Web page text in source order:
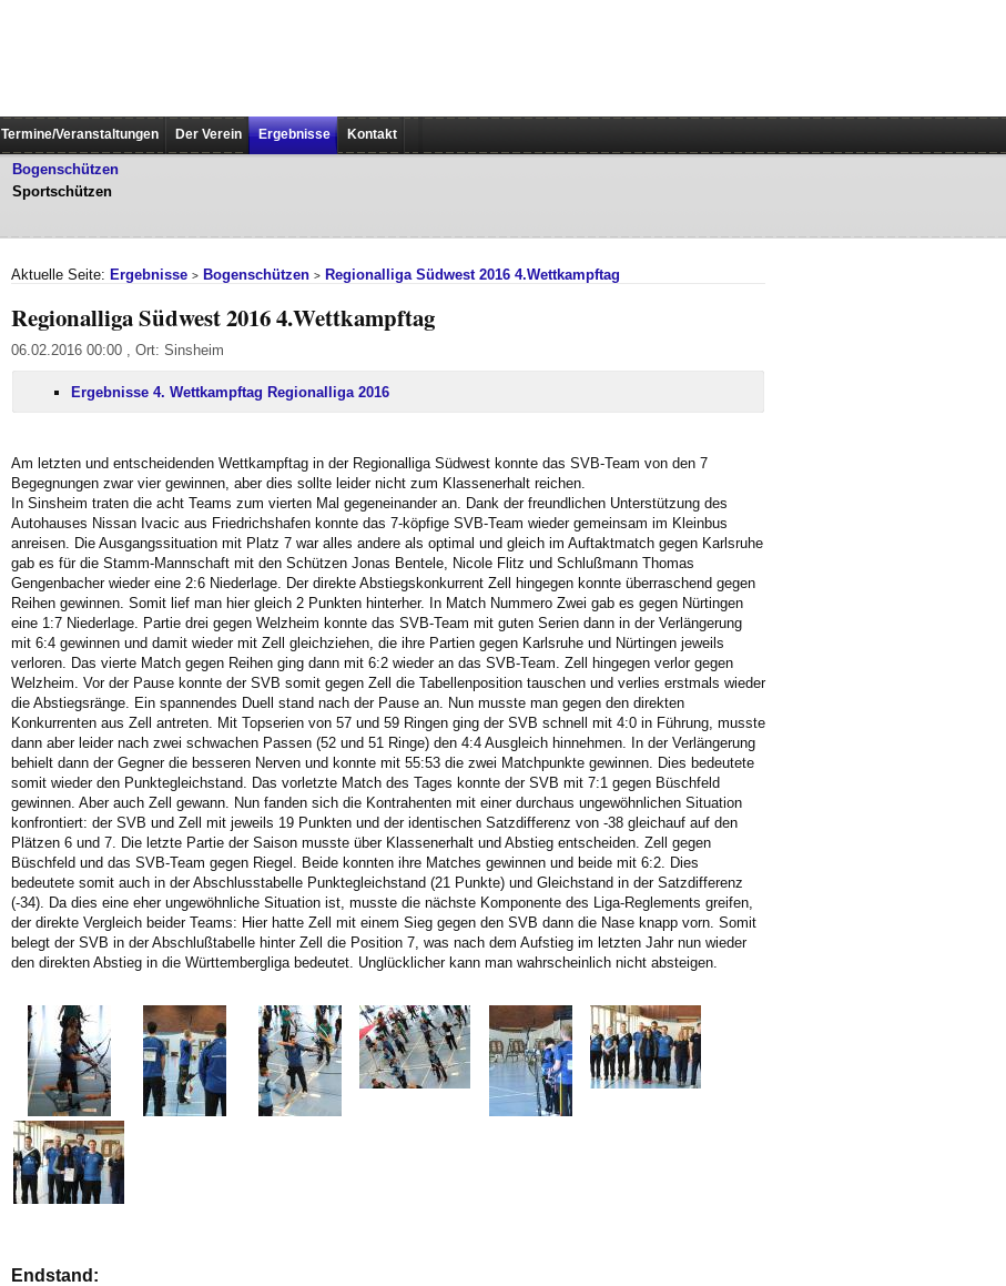
Termine/Veranstaltungen Der Verein Ergebnisse Kontakt
Bogenschützen
Sportschützen
Aktuelle Seite: Ergebnisse > Bogenschützen > Regionalliga Südwest 2016 4.Wettkampftag
Regionalliga Südwest 2016 4.Wettkampftag
06.02.2016 00:00 , Ort: Sinsheim
Ergebnisse 4. Wettkampftag Regionalliga 2016
Am letzten und entscheidenden Wettkampftag in der Regionalliga Südwest konnte das SVB-Team von den 7
Begegnungen zwar vier gewinnen, aber dies sollte leider nicht zum Klassenerhalt reichen.
In Sinsheim traten die acht Teams zum vierten Mal gegeneinander an. Dank der freundlichen Unterstützung des
Autohauses Nissan Ivacic aus Friedrichshafen konnte das 7-köpfige SVB-Team wieder gemeinsam im Kleinbus
anreisen. Die Ausgangssituation mit Platz 7 war alles andere als optimal und gleich im Auftaktmatch gegen Karlsruhe
gab es für die Stamm-Mannschaft mit den Schützen Jonas Bentele, Nicole Flitz und Schlußmann Thomas
Gengenbacher wieder eine 2:6 Niederlage. Der direkte Abstiegskonkurrent Zell hingegen konnte überraschend gegen
Reihen gewinnen. Somit lief man hier gleich 2 Punkten hinterher. In Match Nummero Zwei gab es gegen Nürtingen
eine 1:7 Niederlage. Partie drei gegen Welzheim konnte das SVB-Team mit guten Serien dann in der Verlängerung
mit 6:4 gewinnen und damit wieder mit Zell gleichziehen, die ihre Partien gegen Karlsruhe und Nürtingen jeweils
verloren. Das vierte Match gegen Reihen ging dann mit 6:2 wieder an das SVB-Team. Zell hingegen verlor gegen
Welzheim. Vor der Pause konnte der SVB somit gegen Zell die Tabellenposition tauschen und verlies erstmals wieder
die Abstiegsränge. Ein spannendes Duell stand nach der Pause an. Nun musste man gegen den direkten
Konkurrenten aus Zell antreten. Mit Topserien von 57 und 59 Ringen ging der SVB schnell mit 4:0 in Führung, musste
dann aber leider nach zwei schwachen Passen (52 und 51 Ringe) den 4:4 Ausgleich hinnehmen. In der Verlängerung
behielt dann der Gegner die besseren Nerven und konnte mit 55:53 die zwei Matchpunkte gewinnen. Dies bedeutete
somit wieder den Punktegleichstand. Das vorletzte Match des Tages konnte der SVB mit 7:1 gegen Büschfeld
gewinnen. Aber auch Zell gewann. Nun fanden sich die Kontrahenten mit einer durchaus ungewöhnlichen Situation
konfrontiert: der SVB und Zell mit jeweils 19 Punkten und der identischen Satzdifferenz von -38 gleichauf auf den
Plätzen 6 und 7. Die letzte Partie der Saison musste über Klassenerhalt und Abstieg entscheiden. Zell gegen
Büschfeld und das SVB-Team gegen Riegel. Beide konnten ihre Matches gewinnen und beide mit 6:2. Dies
bedeutete somit auch in der Abschlusstabelle Punktegleichstand (21 Punkte) und Gleichstand in der Satzdifferenz
(-34). Da dies eine eher ungewöhnliche Situation ist, musste die nächste Komponente des Liga-Reglements greifen,
der direkte Vergleich beider Teams: Hier hatte Zell mit einem Sieg gegen den SVB dann die Nase knapp vorn. Somit
belegt der SVB in der Abschlußtabelle hinter Zell die Position 7, was nach dem Aufstieg im letzten Jahr nun wieder
den direkten Abstieg in die Württembergliga bedeutet. Unglücklicher kann man wahrscheinlich nicht absteigen.
Endstand: